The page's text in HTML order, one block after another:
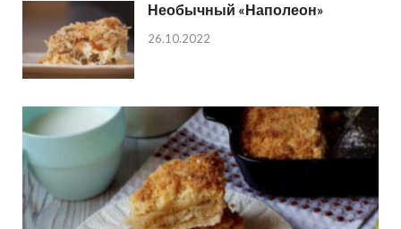
Необычный «Наполеон»
26.10.2022